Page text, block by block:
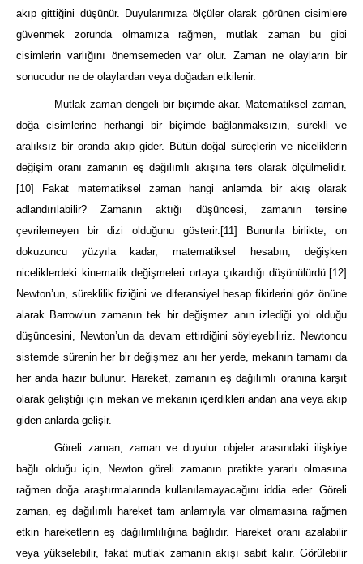
akıp gittiğini düşünür. Duyularımıza ölçüler olarak görünen cisimlere
güvenmek zorunda olmamıza rağmen, mutlak zaman bu gibi
cisimlerin varlığını önemsemeden var olur. Zaman ne olayların bir
sonucudur ne de olaylardan veya doğadan etkilenir.
Mutlak zaman dengeli bir biçimde akar. Matematiksel zaman,
doğa cisimlerine herhangi bir biçimde bağlanmaksızın, sürekli ve
aralıksız bir oranda akıp gider. Bütün doğal süreçlerin ve niceliklerin
değişim oranı zamanın eş dağılımlı akışına ters olarak ölçülmelidir.
[10]
Fakat matematiksel zaman hangi anlamda bir akış olarak
adlandırılabilir? Zamanın aktığı düşüncesi, zamanın tersine
çevrilemeyen bir dizi olduğunu gösterir. [11]
Bununla birlikte, on
dokuzuncu yüzyıla kadar, matematiksel hesabın, değişken
niceliklerdeki kinematik değişmeleri ortaya çıkardığı düşünülürdü. [12]
Newton’un, süreklilik fiziğini ve diferansiyel hesap fikirlerini göz önüne
alarak Barrow’un zamanın tek bir değişmez anın izlediği yol olduğu
düşüncesini, Newton’un da devam ettirdiğini söyleyebiliriz. Newtoncu
sistemde sürenin her bir değişmez anı her yerde, mekanın tamamı da
her anda hazır bulunur. Hareket, zamanın eş dağılımlı oranına karşıt
olarak geliştiği için mekan ve mekanın içerdikleri andan ana veya akıp
giden anlarda gelişir.
Göreli zaman, zaman ve duyulur objeler arasındaki ilişkiye
bağlı olduğu için, Newton göreli zamanın pratikte yararlı olmasına
rağmen doğa araştırmalarında kullanılamayacağını iddia eder. Göreli
zaman, eş dağılımlı hareket tam anlamıyla var olmamasına rağmen
etkin hareketlerin eş dağılımlılığına bağlıdır. Hareket oranı azalabilir
veya yükselebilir, fakat mutlak zamanın akışı sabit kalır. Görülebilir